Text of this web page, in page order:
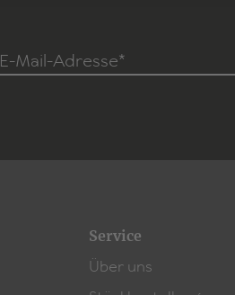
E-Mail-Adresse*
Service
Über uns